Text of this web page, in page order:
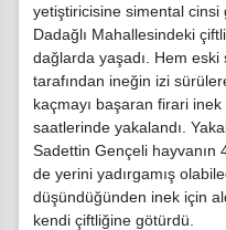
yetiştiricisine simental cinsi
Dadağlı Mahallesindeki
dağlarda yaşadı. Hem
tarafından ineğin izi
kaçmayı başaran firari
saatlerinde yakalandı.
Sadettin Gençeli hayvanın
de yerini yadırgamış
düşündüğünden inek için
kendi çiftliğine götürdü.